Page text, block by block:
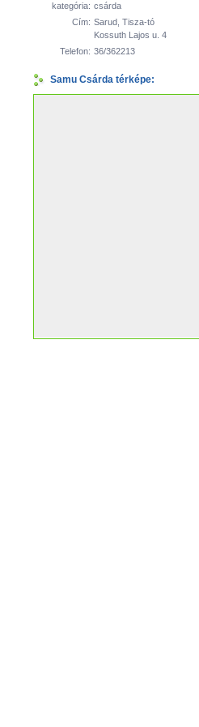
kategória: csárda
Cím: Sarud, Tisza-tó
Kossuth Lajos u. 4
Telefon: 36/362213
Samu Csárda térképe: